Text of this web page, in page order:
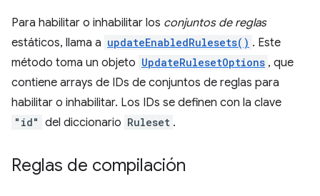
Para habilitar o inhabilitar los conjuntos de reglas
estáticos, llama a updateEnabledRulesets() . Este
método toma un objeto UpdateRulesetOptions , que
contiene arrays de IDs de conjuntos de reglas para
habilitar o inhabilitar. Los IDs se definen con la clave
"id" del diccionario Ruleset .
Reglas de compilación